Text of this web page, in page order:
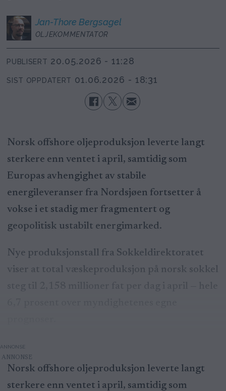
Jan-Thore Bergsagel
OLJEKOMMENTATOR
PUBLISERT 20.05.2026 - 11:28
SIST OPPDATERT 01.06.2026 - 18:31
Norsk offshore oljeproduksjon leverte langt
sterkere enn ventet i april, samtidig som
Europas avhengighet av stabile
energileveranser fra Nordsjøen fortsetter å
vokse i et stadig mer fragmentert og
geopolitisk ustabilt energimarked.
Nye produksjonstall fra Sokkeldirektoratet
viser at total væskeproduksjon på norsk sokkel
ANNONSE
Norsk offshore oljeproduksjon leverte langt
sterkere enn ventet i april, samtidig som